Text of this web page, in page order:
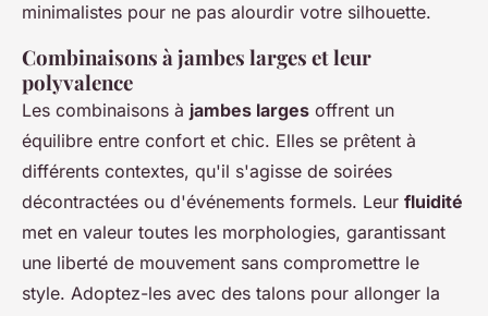
minimalistes pour ne pas alourdir votre silhouette.
Combinaisons à jambes larges et leur
polyvalence
Les combinaisons à jambes larges offrent un
équilibre entre confort et chic. Elles se prêtent à
différents contextes, qu'il s'agisse de soirées
décontractées ou d'événements formels. Leur fluidité
met en valeur toutes les morphologies, garantissant
une liberté de mouvement sans compromettre le
style. Adoptez-les avec des talons pour allonger la